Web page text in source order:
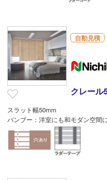
自動見積
クレール
スラット幅50mm
バンブー：洋室にも和モダン空間